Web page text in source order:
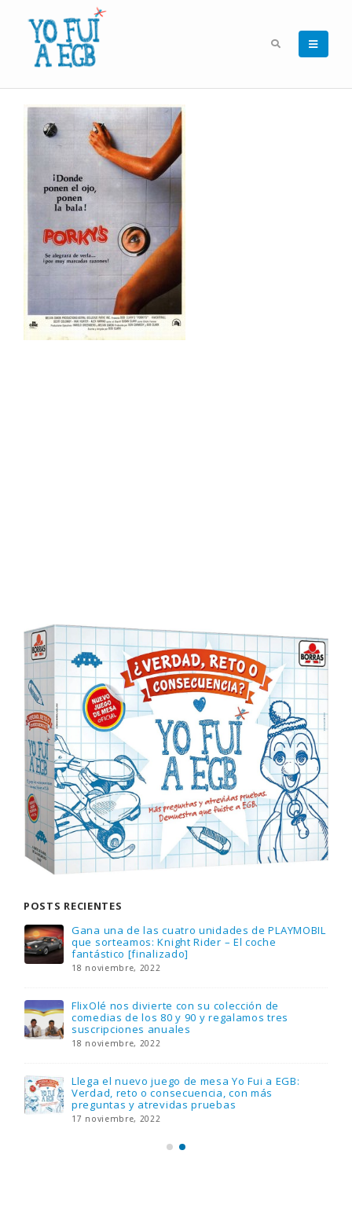
POSTS RECIENTES
Gana una de las cuatro unidades de PLAYMOBIL
que sorteamos: Knight Rider – El coche
fantástico [finalizado]
18 noviembre, 2022
FlixOlé nos divierte con su colección de
comedias de los 80 y 90 y regalamos tres
suscripciones anuales
18 noviembre, 2022
Llega el nuevo juego de mesa Yo Fui a EGB:
Verdad, reto o consecuencia, con más
preguntas y atrevidas pruebas
17 noviembre, 2022